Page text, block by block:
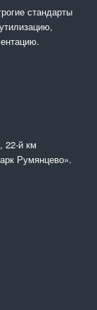
стандарты
22-й км
Румянцево».